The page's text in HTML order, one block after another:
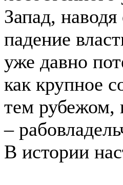
Запад,
падение
уже давно
как крупное
тем рубежом,
–
В истории